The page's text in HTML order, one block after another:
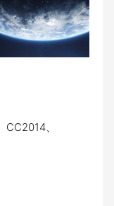
、